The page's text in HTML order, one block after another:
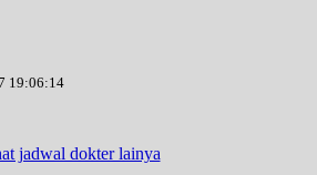
19:06:14
jadwal dokter lainya